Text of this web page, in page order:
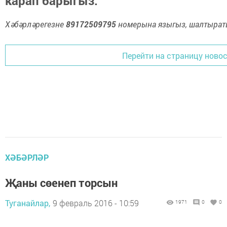
Хәбәрләрегезне89172509795номерына языгыз,
Перейти на страницу
ХӘБӘРЛӘР
Җаны сөенеп торсын
Туганайлар, 9 февраль 2016 - 10:59 1971 0 0